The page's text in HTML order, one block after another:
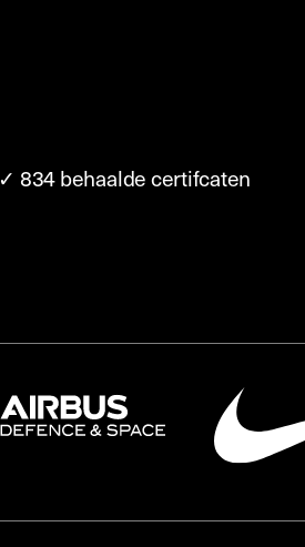
✓ 834 behaalde certifcaten